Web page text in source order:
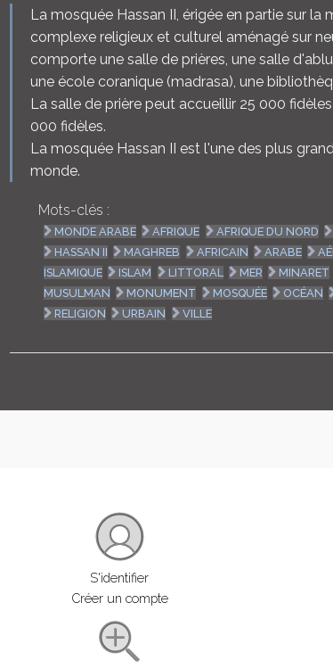
La mosquée Hassan II, érigée en partie sur la
complexe religieux et culturel aménagé sur
comporte une salle de prières, une salle
une école coranique (madrasa), une
La salle de prière peut accueillir 25 000
000 fidèles.
La mosquée Hassan II est l'une des plus
monde.
Mots-clés :
MONDE ARABE AFRIQUE AFRIQUE DU NORD
HASSAN II
MAGHREB AFRICAIN ARABE
ISLAMIQUE
ISLAM LITTORAL MER MINARET
MUSULMAN
MONUMENT MOSQUÉE OCÉAN
RELIGION
URBAIN VILLE
S'identifier
Créer un compte